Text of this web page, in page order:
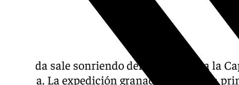
Granada sale sonriendo del examen para la
Cultura. La expedición granadina expuso a